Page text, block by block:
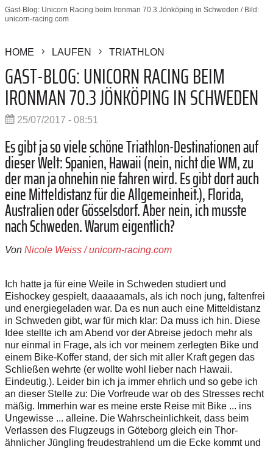
Gast-Blog: Unicorn Racing beim Ironman 70.3 Jönköping in Schweden / Bild:
unicorn-racing.com
HOME LAUFEN TRIATHLON
GAST-BLOG: UNICORN RACING BEIM
IRONMAN 70.3 JÖNKÖPING IN SCHWEDEN
25/07/2017 - 08:51
Es gibt ja so viele schöne Triathlon-Destinationen auf
dieser Welt: Spanien, Hawaii (nein, nicht die WM, zu
der man ja ohnehin nie fahren wird. Es gibt dort auch
eine Mitteldistanz für die Allgemeinheit.), Florida,
Australien oder Gösselsdorf. Aber nein, ich musste
nach Schweden. Warum eigentlich?
Von Nicole Weiss / unicorn-racing.com
Ich hatte ja für eine Weile in Schweden studiert und
Eishockey gespielt, daaaaamals, als ich noch jung, faltenfrei
und energiegeladen war. Da es nun auch eine Mitteldistanz
in Schweden gibt, war für mich klar: Da muss ich hin. Diese
Idee stellte ich am Abend vor der Abreise jedoch mehr als
nur einmal in Frage, als ich vor meinem zerlegten Bike und
einem Bike-Koffer stand, der sich mit aller Kraft gegen das
Schließen wehrte (er wollte wohl lieber nach Hawaii.
Eindeutig.). Leider bin ich ja immer ehrlich und so gebe ich
an dieser Stelle zu: Die Vorfreude war ob des Stresses recht
mäßig. Immerhin war es meine erste Reise mit Bike ... ins
Ungewisse ... alleine. Die Wahrscheinlichkeit, dass beim
Verlassen des Flugzeugs in Göteborg gleich ein Thor-
ähnlicher Jüngling freudestrahlend um die Ecke kommt und